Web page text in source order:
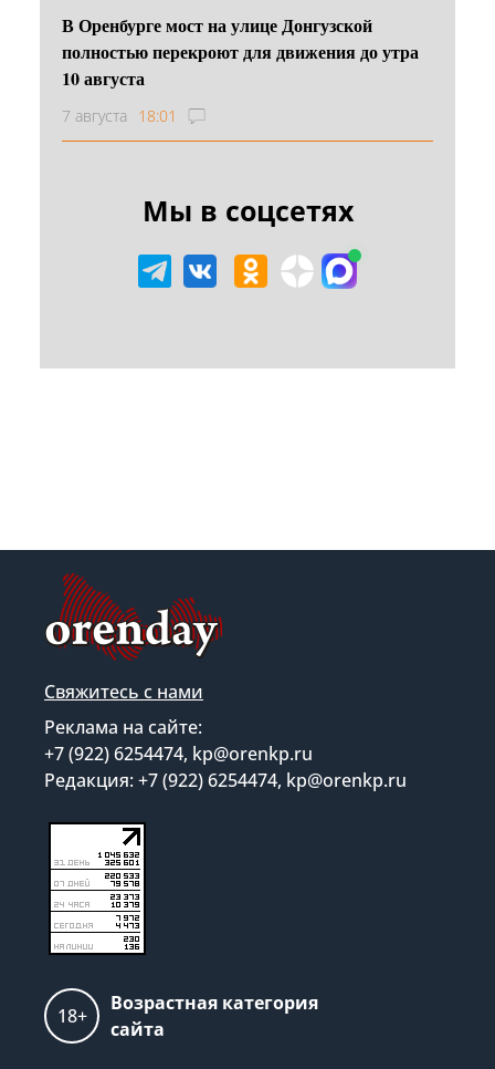
В Оренбурге мост на улице Донгузской
полностью перекроют для движения до утра
10 августа
7 августа 18:01
Мы в соцсетях
Свяжитесь с нами
Реклама на сайте:
+7 (922) 6254474, kp@orenkp.ru
Редакция: +7 (922) 6254474, kp@orenkp.ru
18+
Возрастная категория
сайта